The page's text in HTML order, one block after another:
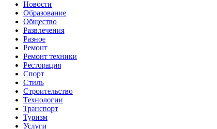
Новости
Образование
Общество
Развлечения
Разное
Ремонт
Ремонт техники
Ресторация
Спорт
Стиль
Строительство
Технологии
Транспорт
Туризм
Услуги